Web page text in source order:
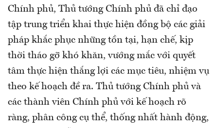
Chính phủ, Thủ tướng Chính phủ đã chỉ đạo
tập trung triển khai thực hiện đồng bộ các giải
pháp khắc phục những tồn tại, hạn chế, kịp
thời tháo gỡ khó khăn, vướng mắc với quyết
tâm thực hiện thắng lợi các mục tiêu, nhiệm vụ
theo kế hoạch đề ra. Thủ tướng Chính phủ và
các thành viên Chính phủ với kế hoạch rõ
ràng, phân công cụ thể, thống nhất hành động,